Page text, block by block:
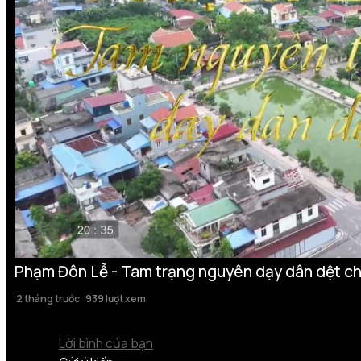
Phạm Đôn Lễ - Tam trạng nguyên dạy dân dệt
2 tháng trước 939 lượt xem
Lời bình của bạn